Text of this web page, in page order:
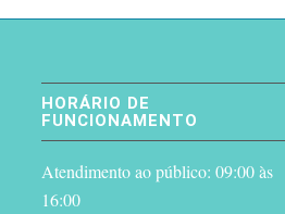
HORÁRIO DE
FUNCIONAMENTO
Atendimento ao público: 09:00 às
16:00